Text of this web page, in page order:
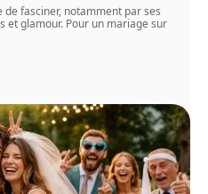
de fasciner, notamment par ses
et glamour. Pour un mariage sur